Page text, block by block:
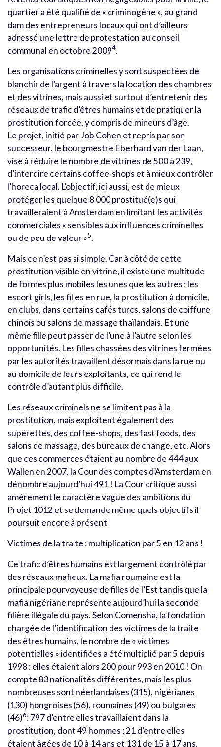
quartier a été qualifié de « criminogène », au grand
dam des entrepreneurs locaux qui ont d’ailleurs
adressé une lettre de protestation au conseil
communal en octobre 20094.
Les organisations criminelles y sont suspectées de
blanchir de l’argent à travers la location des chambres
et des vitrines, mais aussi et surtout d’entretenir des
réseaux de trafic d’êtres humains et de pratiquer la
prostitution forcée, y compris de mineurs d’âge.
Le projet, initié par Job Cohen et repris par son
successeur, le bourgmestre Eberhard van der Laan,
vise à réduire le nombre de vitrines de 500 à 239,
d’interdire certains coffee-shops et à mieux contrôler
l’horeca local. L’objectif, ici aussi, est de mieux
protéger les quelque 8 000 prostitué(e)s qui
travailleraient à Amsterdam en limitant les activités
commerciales « sensibles aux influences criminelles
ou de peu de valeur »5.
Mais ce n’est pas si simple. Car à côté de cette
prostitution visible en vitrine, il existe une multitude
de formes plus mobiles les unes que les autres : les
escort girls, les filles en rue, la prostitution à domicile,
en clubs, dans certains cafés turcs, salons de coiffure
chinois ou salons de massage thaïlandais. Et une
même fille peut passer de l’une à l’autre selon les
opportunités. Les filles chassées des vitrines fermées
par les autorités travaillent désormais dans la rue ou
au domicile de leurs exploitants, ce qui rend le
contrôle d’autant plus difficile.
Les réseaux criminels ne se limitent pas à la
prostitution, mais exploitent également des
supérettes, des coffee-shops, des fast foods, des
salons de massage, des bureaux de change, etc. Alors
que ces commerces étaient au nombre de 444 aux
Wallen en 2007, la Cour des comptes d’Amsterdam en
dénombre aujourd’hui 491 ! La Cour critique aussi
amèrement le caractère vague des ambitions du
Projet 1012 et se demande même quels objectifs il
poursuit encore à présent !
Victimes de la traite : multiplication par 5 en 12 ans !
Ce trafic d’êtres humains est largement contrôlé par
des réseaux mafieux. La mafia roumaine est la
principale pourvoyeuse de filles de l’Est tandis que la
mafia nigériane représente aujourd’hui la seconde
filière illégale du pays. Selon Comensha, la fondation
chargée de l’identification des victimes de la traite
des êtres humains, le nombre de « victimes
potentielles » identifiées a été multiplié par 5 depuis
1998 : elles étaient alors 200 pour 993 en 2010 ! On
compte 83 nationalités différentes, mais les plus
nombreuses sont néerlandaises (315), nigérianes
(130) hongroises (56), roumaines (49) ou bulgares
(46)6: 797 d’entre elles travaillaient dans la
prostitution, dont 49 hommes ; 21 d’entre elles
étaient âgées de 10 à 14 ans et 131 de 15 à 17 ans,